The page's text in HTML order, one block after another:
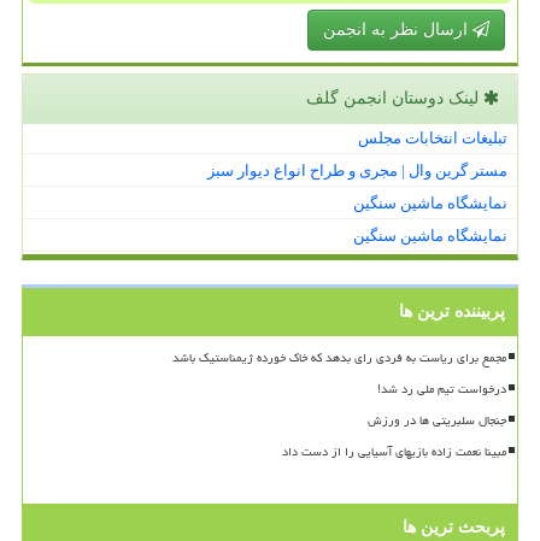
ارسال نظر به انجمن
لینک دوستان انجمن گلف
تبلیغات انتخابات مجلس
مستر گرین وال | مجری و طراح انواع دیوار سبز
نمایشگاه ماشین سنگین
نمایشگاه ماشین سنگین
پربیننده ترین ها
مجمع برای ریاست به فردی رای بدهد که خاک خورده ژیمناستیک باشد
درخواست تیم ملی رد شد!
جنجال سلبریتی ها در ورزش
مبینا نعمت زاده بازیهای آسیایی را از دست داد
پربحث ترین ها